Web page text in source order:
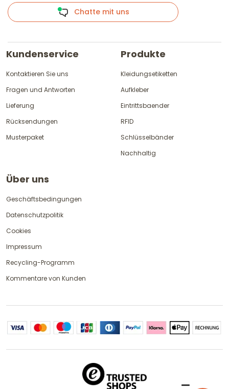
Chatte mit uns
Kundenservice
Kontaktieren Sie uns
Fragen und Antworten
Lieferung
Rücksendungen
Musterpaket
Produkte
Kleidungsetiketten
Aufkleber
Eintrittsbaender
RFID
Schlüsselbänder
Nachhaltig
Über uns
Geschäftsbedingungen
Datenschutzpolitik
Cookies
Impressum
Recycling-Programm
Kommentare von Kunden